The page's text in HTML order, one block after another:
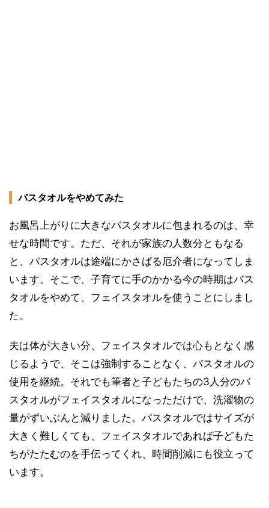
バスタオルをやめてみた
お風呂上がりに大きなバスタオルに包まれるのは、幸
せな時間です。ただ、それが家族の人数分ともなる
と、バスタオルは途端にかさばる厄介者になってしま
います。そこで、子育てに手のかかる今の時期はバス
タオルをやめて、フェイスタオルを使うことにしまし
た。
夫は体が大きい分、フェイスタオルでは心もとなく感
じるようで、そこは強制することなく、バスタオルの
使用を継続。それでも筆者と子どもたちの3人分のバ
スタオルがフェイスタオルになっただけで、洗濯物の
量がずいぶんと減りました。バスタオルではサイズが
大きく難しくても、フェイスタオルであれば子どもた
ちがたたむのを手伝ってくれ、時間削減にも役立って
います。